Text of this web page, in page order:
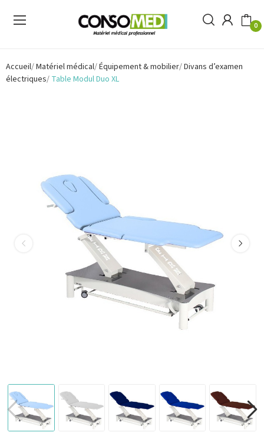
0
Accueil Matériel médical Équipement & mobilier Divans d’examen
électriques Table Modul Duo XL